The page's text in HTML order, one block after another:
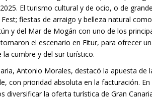
El turismo cultural y de ocio, o de
fiestas de arraigo y belleza natural
y del Mar de Mogán con uno de los
el escenario en Fitur, para ofrecer
cumbre y del sur turístico.
Antonio Morales, destacó la apuesta de
con prioridad absoluta en la facturación.
diversificar la oferta turística de Gran